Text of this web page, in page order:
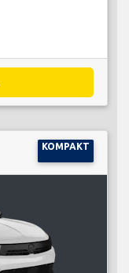
KOMPAKT